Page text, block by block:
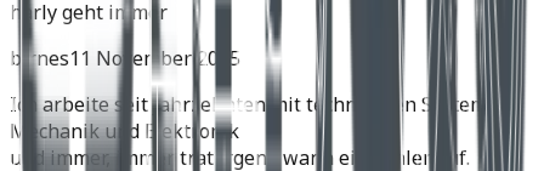
harly geht immer
birnes11 November 2025
Ich arbeite seit Jahrzehnten mit technischen Systemen,
Mechanik und Elektronik
und immer, immer trat irgend wann ein Fehler auf.